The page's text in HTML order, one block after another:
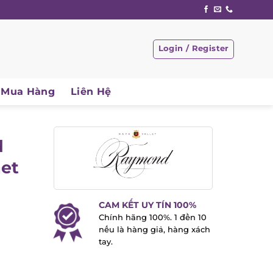
Login / Register
Mua Hàng Liên Hệ
CAM KẾT UY TÍN 100%
Chính hãng 100%. 1 đền 10
nếu là hàng giả, hàng xách
tay.